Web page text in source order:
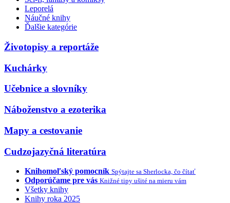
Leporelá
Náučné knihy
Ďalšie kategórie
Životopisy a reportáže
Kuchárky
Učebnice a slovníky
Náboženstvo a ezoterika
Mapy a cestovanie
Cudzojazyčná literatúra
Knihomoľský pomocník Spýtajte sa Sherlocka, čo čítať
Odporúčame pre vás Knižné tipy ušité na mieru vám
Všetky knihy
Knihy roka 2025